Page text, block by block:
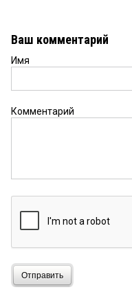
Ваш комментарий
Имя
Комментарий
Отправить